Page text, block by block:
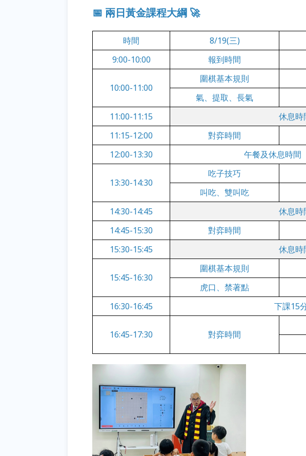
📅 兩日黃金課程大綱 🚀
時間 8/19(三)
9:00-10:00
報到時間
10:00-11:00
圍棋基本規則
氣、提取、長氣
11:00-11:15
休息時
11:15-12:00
對弈時間
12:00-13:30
午餐及休息時間
13:30-14:30
吃子技巧
叫吃、雙叫吃
14:30-14:45
休息時
14:45-15:30
對弈時間
15:30-15:45
休息時
15:45-16:30
圍棋基本規則
虎口、禁著點
16:30-16:45
下課15
16:45-17:30 對弈時間